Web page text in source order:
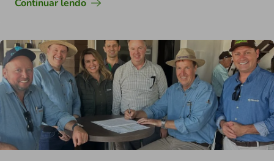
Continuar lendo